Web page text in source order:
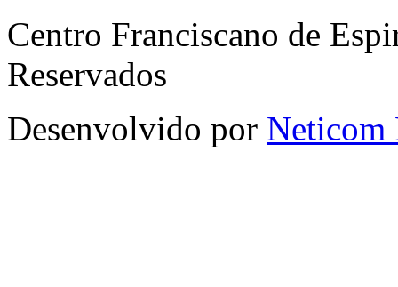
Centro Franciscano de
Reservados
Desenvolvido por Neticom